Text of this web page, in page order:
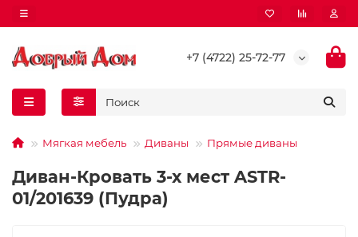
+7 (4722) 25-72-77
Мягкая мебель Диваны Прямые диваны
Диван-Кровать 3-х мест ASTR-
01/201639 (Пудра)